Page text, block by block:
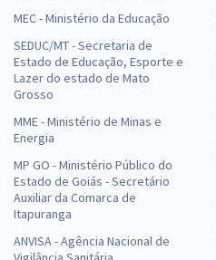
MEC - Ministério da Educação
SEDUC/MT - Secretaria de
Estado de Educação, Esporte e
Lazer do estado de Mato
Grosso
MME - Ministério de Minas e
Energia
MP GO - Ministério Público do
Estado de Goiás - Secretário
Auxiliar da Comarca de
Itapuranga
ANVISA - Agência Nacional de